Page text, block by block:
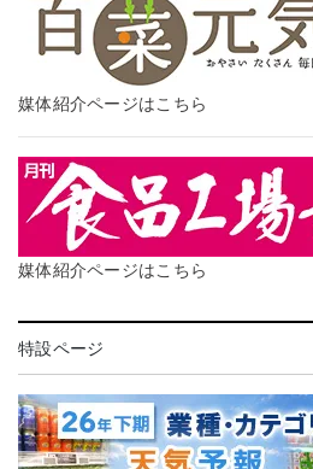
媒体紹介ページはこちら
媒体紹介ページはこちら
特設ページ